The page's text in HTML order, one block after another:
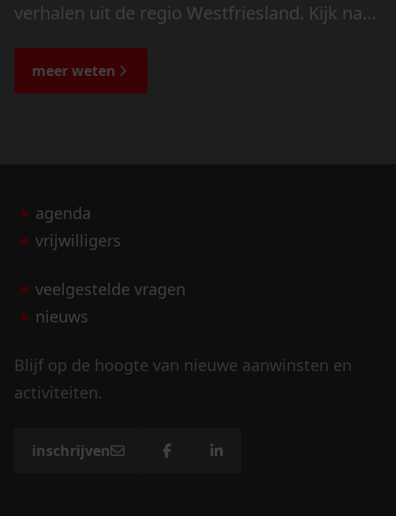
verhalen uit de regio Westfriesland. Kijk naar
de bijzondere verhalen.
meer weten
agenda
vrijwilligers
veelgestelde vragen
nieuws
Blijf op de hoogte van nieuwe aanwinsten en
activiteiten.
inschrijven